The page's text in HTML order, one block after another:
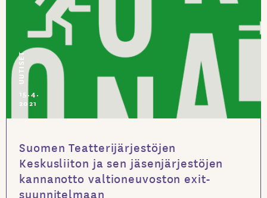
UUTISET
15.4.
2021
Suomen Teatterijärjestöjen
Keskusliiton ja sen jäsenjärjestöjen
kannanotto valtioneuvoston exit-
suunnitelmaan